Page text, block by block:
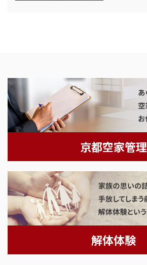
京都空家管理
解体体験